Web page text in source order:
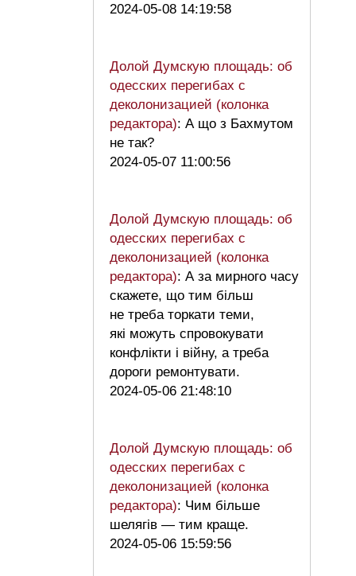
2024-05-08 14:19:58
Долой Думскую площадь: об
одесских перегибах с
деколонизацией (колонка
редактора): А що з Бахмутом
не так?
2024-05-07 11:00:56
Долой Думскую площадь: об
одесских перегибах с
деколонизацией (колонка
редактора): А за мирного часу
скажете, що тим більш
не треба торкати теми,
які можуть спровокувати
конфлікти і війну, а треба
дороги ремонтувати.
2024-05-06 21:48:10
Долой Думскую площадь: об
одесских перегибах с
деколонизацией (колонка
редактора): Чим більше
шелягів — тим краще.
2024-05-06 15:59:56